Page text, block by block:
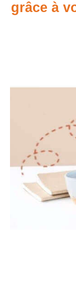
grâce à